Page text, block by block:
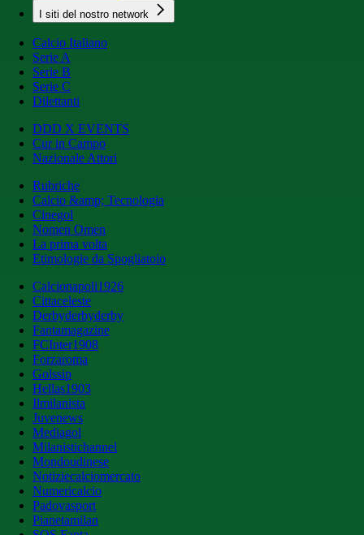
I siti del nostro network
Calcio Italiano
Serie A
Serie B
Serie C
Dilettanti
DDD X EVENTS
Cur in Campo
Nazionale Attori
Rubriche
Calcio &amp; Tecnologia
Cinegol
Nomen Omen
La prima volta
Etimologie da Spogliatoio
Calcionapoli1926
Cittaceleste
Derbyderbyderby
Fantamagazine
FCInter1908
Forzaroma
Golssip
Hellas1903
Ilmilanista
Juvenews
Mediagol
Milanistichannel
Mondoudinese
Notiziecalciomercato
Numericalcio
Padovasport
Pianetamilan